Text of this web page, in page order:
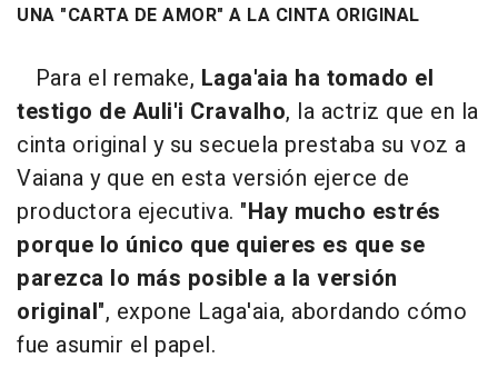
UNA "CARTA DE AMOR" A LA CINTA ORIGINAL
Para el remake, Laga'aia ha tomado el
testigo de Auli'i Cravalho, la actriz que en la
cinta original y su secuela prestaba su voz a
Vaiana y que en esta versión ejerce de
productora ejecutiva. "Hay mucho estrés
porque lo único que quieres es que se
parezca lo más posible a la versión
original", expone Laga'aia, abordando cómo
fue asumir el papel.